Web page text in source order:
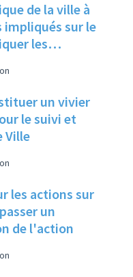
de la ville à
sur le
les
les
un vivier
le suivi et
Ville
les actions sur
un
de l'action